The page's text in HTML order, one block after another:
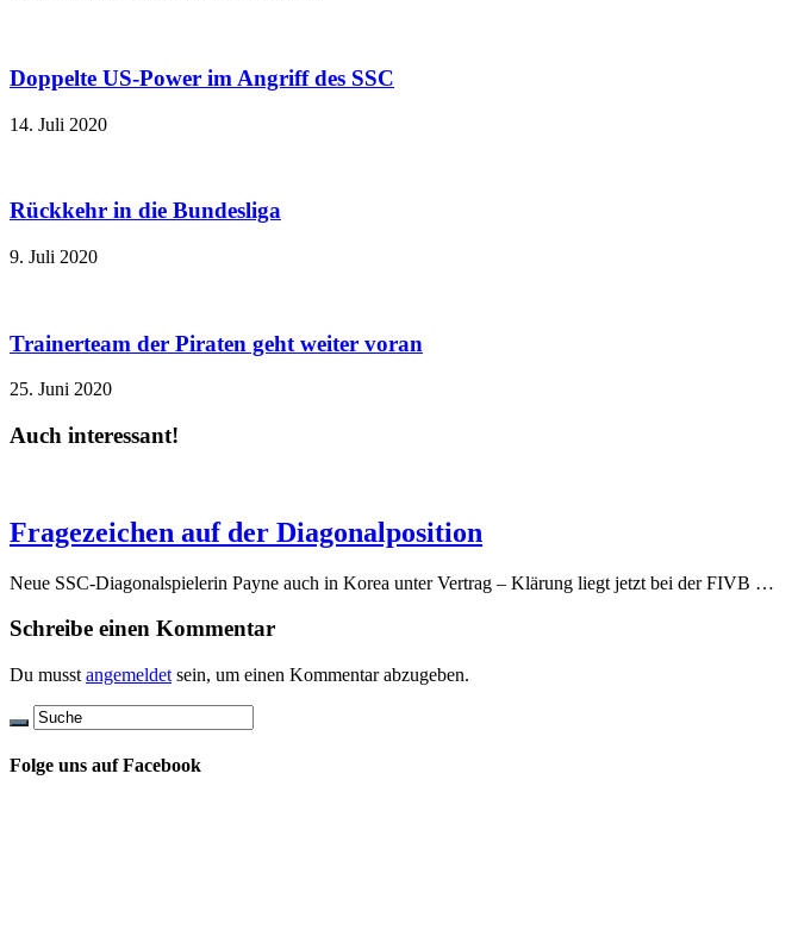
Doppelte US-Power im Angriff des SSC
14. Juli 2020
Rückkehr in die Bundesliga
9. Juli 2020
Trainerteam der Piraten geht weiter voran
25. Juni 2020
Auch interessant!
Fragezeichen auf der Diagonalposition
Neue SSC-Diagonalspielerin Payne auch in Korea unter Vertrag – Klärung liegt jetzt bei der FIVB …
Schreibe einen Kommentar
Du musst angemeldet sein, um einen Kommentar abzugeben.
Folge uns auf Facebook